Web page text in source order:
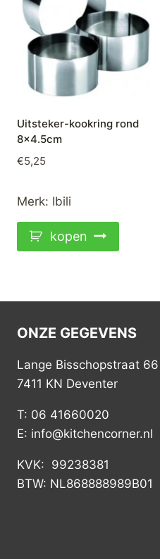
Uitsteker-kookring rond
8×4.5cm
€5,25
Merk: Ibili
kopen
ONZE GEGEVENS
Lange Bisschopstraat 66
7411 KN Deventer
T: 06 41660020
E: info@kitchencorner.nl
KVK: 99238381
BTW: NL868888989B01